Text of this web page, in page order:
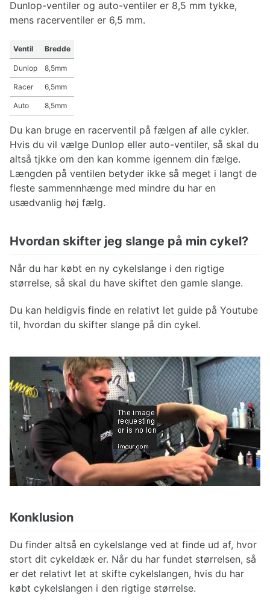
Dunlop-ventiler og auto-ventiler er 8,5 mm tykke,
mens racerventiler er 6,5 mm.
Ventil Bredde
Dunlop 8,5mm
Racer 6,5mm
Auto 8,5mm
Du kan bruge en racerventil på fælgen af alle cykler.
Hvis du vil vælge Dunlop eller auto-ventiler, så skal du
altså tjkke om den kan komme igennem din fælge.
Længden på ventilen betyder ikke så meget i langt de
fleste sammennhænge med mindre du har en
usædvanlig høj fælg.
Hvordan skifter jeg slange på min cykel?
Når du har købt en ny cykelslange i den rigtige
størrelse, så skal du have skiftet den gamle slange.
Du kan heldigvis finde en relativt let guide på Youtube
til, hvordan du skifter slange på din cykel.
Konklusion
Du finder altså en cykelslange ved at finde ud af, hvor
stort dit cykeldæk er. Når du har fundet størrelsen, så
er det relativt let at skifte cykelslangen, hvis du har
købt cykelslangen i den rigtige størrelse.